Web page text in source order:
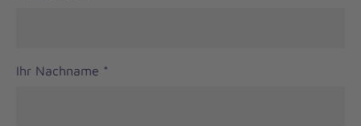
Ihr Nachname *